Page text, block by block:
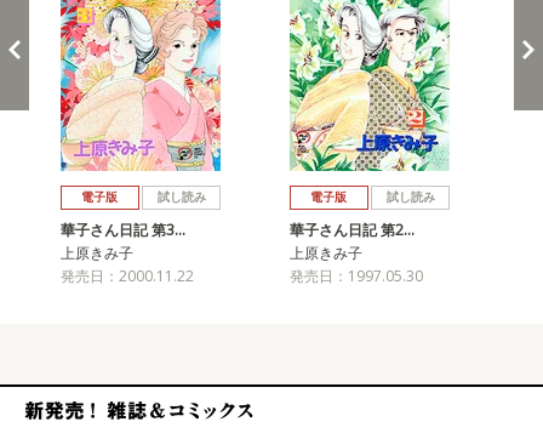
電子版 試し読み
華子さん日記 第3…
上原きみ子
発売日：2000.11.22
電子版 試し読み
華子さん日記 第2…
上原きみ子
発売日：1997.05.30